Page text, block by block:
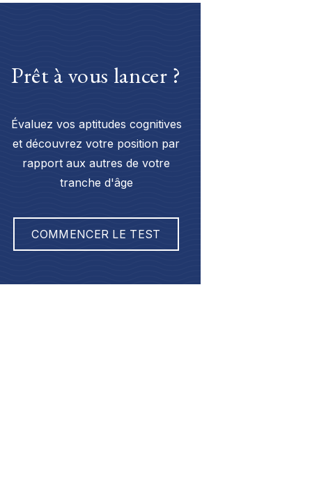
Prêt à vous lancer ?
Évaluez vos aptitudes cognitives
et découvrez votre position par
rapport aux autres de votre
tranche d'âge
COMMENCER LE TEST